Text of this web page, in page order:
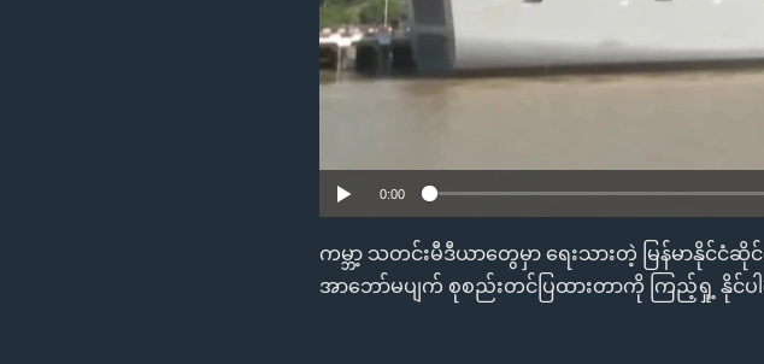
0:00
ကမ္ဘာ့ သတင်းမီဒီယာတွေမှာ ရေးသားတဲ့ မြန်မာနိုင်ငံဆို
အာဘော်မပျက် စုစည်းတင်ပြထားတာကို ကြည့်ရှု့ နိုင်ပ